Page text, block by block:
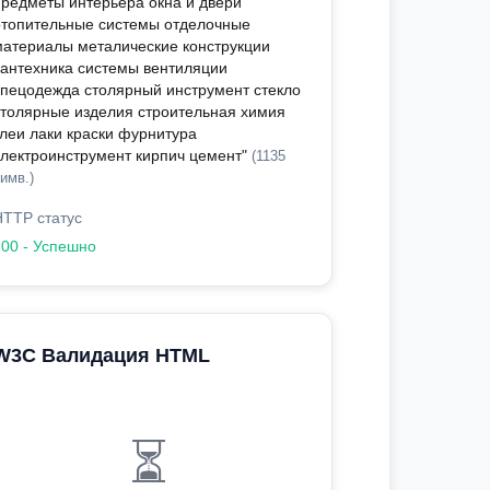
системы отделочные
металические конструкции
системы вентиляции
столярный инструмент стекло
изделия строительная химия
лаки краски фурнитура
кирпич цемент" (1135
статус
- Успешно
Валидация HTML
⏳